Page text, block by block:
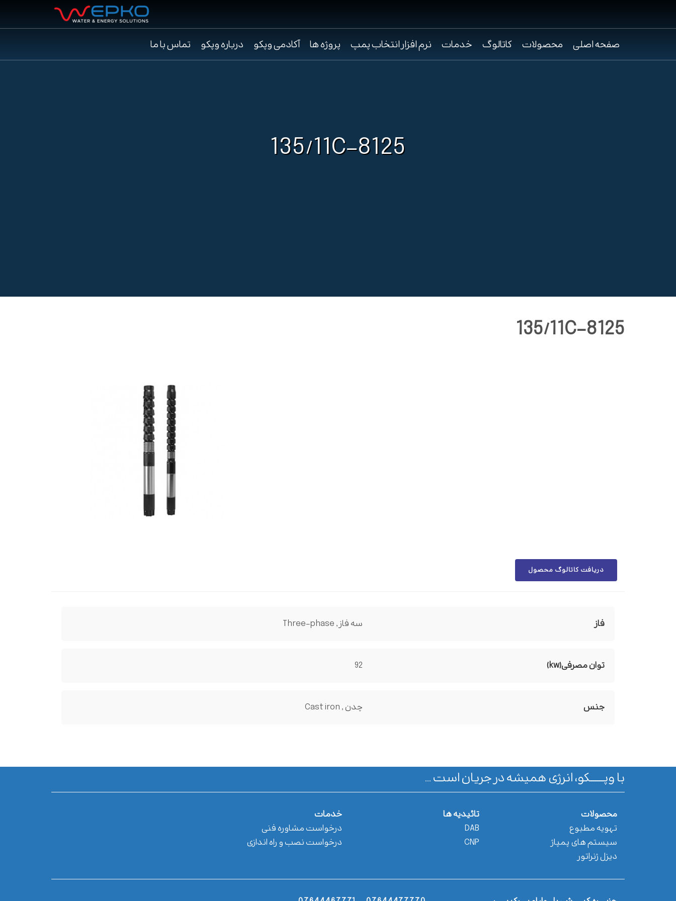
صفحه اصلی محصولات کاتالوگ خدمات نرم افزار انتخاب پمپ پروژه ها آکادمی وپکو درباره وپکو تماس با ما
135/11C-8125
135/11C-8125
دریافت کاتالوگ محصول
فاز سه فاز , Three-phase
توان مصرفی(kw) 92
جنس چدن , Cast iron
با وپـــــــکو، انرژی همیشه در جریان است ...
محصولات
تهویه مطبوع
سیستم های پمپاژ
دیزل ژنراتور
تائیدیه ها
DAB
CNP
خدمات
درخواست مشاوره فنی
درخواست نصب و راه اندازی